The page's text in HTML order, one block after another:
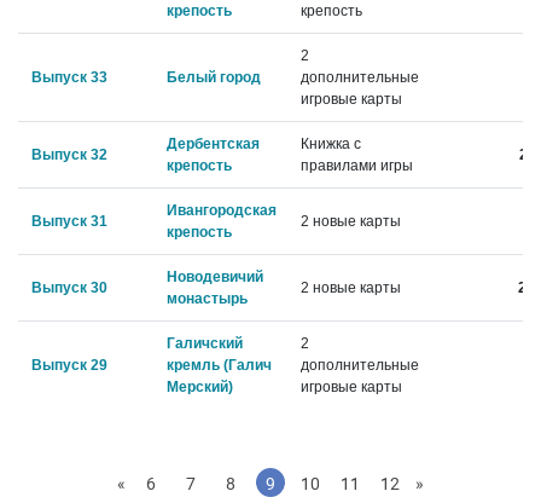
крепость
крепость
Выпуск 33 Белый город
2
дополнительные
игровые карты
Выпуск 32
Дербентская
крепость
Книжка с
правилами игры
Выпуск 31
Ивангородская
крепость
2 новые карты
Выпуск 30
Новодевичий
монастырь
2 новые карты
Выпуск 29
Галичский
кремль (Галич
Мерский)
2
дополнительные
игровые карты
« 6 7 8 9 10 11 12 »